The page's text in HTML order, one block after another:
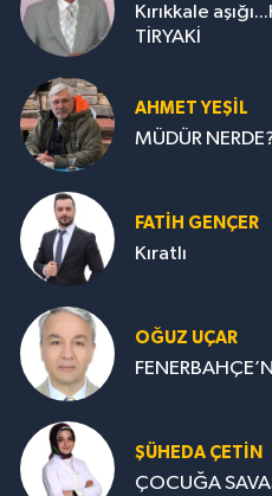
Kırıkkale
TİRYAKİ
AHMET YEŞİL
MÜDÜR
FATIH GENÇER
Kıratlı
OĞUZ UÇAR
ŞÜHEDA ÇETİN
ÇOCUĞA